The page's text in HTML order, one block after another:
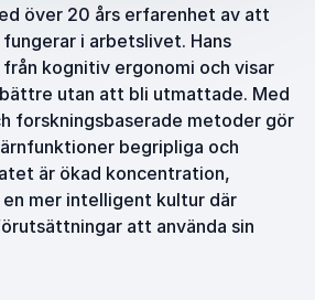
över 20 års erfarenhet av att
i arbetslivet. Hans
kognitiv ergonomi och visar
utan att bli utmattade. Med
forskningsbaserade metoder gör
begripliga och
är ökad koncentration,
mer intelligent kultur där
att använda sin